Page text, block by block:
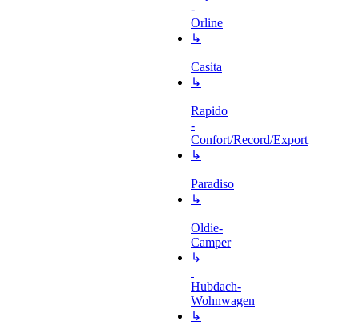
-
Orline
↳
Casita
↳
Rapido
-
Confort/Record/Export
↳
Paradiso
↳
Oldie-
Camper
↳
Hubdach-
Wohnwagen
↳